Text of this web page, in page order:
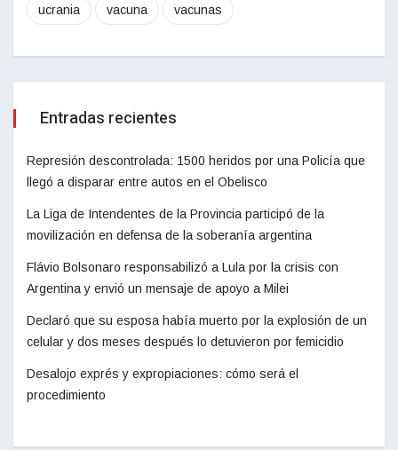
ucrania vacuna vacunas
Entradas recientes
Represión descontrolada: 1500 heridos por una Policía que
llegó a disparar entre autos en el Obelisco
La Liga de Intendentes de la Provincia participó de la
movilización en defensa de la soberanía argentina
Flávio Bolsonaro responsabilizó a Lula por la crisis con
Argentina y envió un mensaje de apoyo a Milei
Declaró que su esposa había muerto por la explosión de un
celular y dos meses después lo detuvieron por femicidio
Desalojo exprés y expropiaciones: cómo será el
procedimiento